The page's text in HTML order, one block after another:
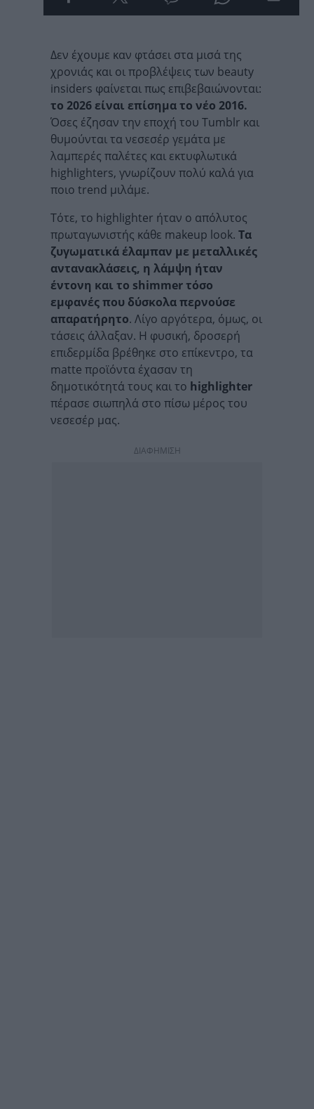
Δεν έχουμε καν φτάσει στα μισά της
χρονιάς και οι προβλέψεις των beauty
insiders φαίνεται πως επιβεβαιώνονται:
το 2026 είναι επίσημα το νέο 2016.
Όσες έζησαν την εποχή του Tumblr και
θυμούνται τα νεσεσέρ γεμάτα με
λαμπερές παλέτες και εκτυφλωτικά
highlighters, γνωρίζουν πολύ καλά για
ποιο trend μιλάμε.
Τότε, το highlighter ήταν ο απόλυτος
πρωταγωνιστής κάθε makeup look. Τα
ζυγωματικά έλαμπαν με μεταλλικές
αντανακλάσεις, η λάμψη ήταν
έντονη και το shimmer τόσο
εμφανές που δύσκολα περνούσε
απαρατήρητο. Λίγο αργότερα, όμως, οι
τάσεις άλλαξαν. Η φυσική, δροσερή
επιδερμίδα βρέθηκε στο επίκεντρο, τα
matte προϊόντα έχασαν τη
δημοτικότητά τους και το highlighter
πέρασε σιωπηλά στο πίσω μέρος του
νεσεσέρ μας.
ΔΙΑΦΗΜΙΣΗ